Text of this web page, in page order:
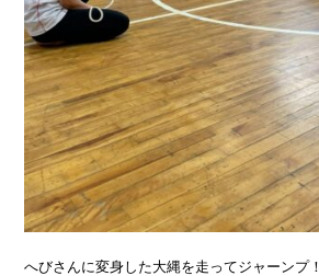
へびさんに変身した大縄を走ってジャーンプ！